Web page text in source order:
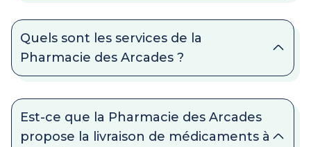
Quels sont les services de la
Pharmacie des Arcades ?
Est-ce que la Pharmacie des Arcades
propose la livraison de médicaments à